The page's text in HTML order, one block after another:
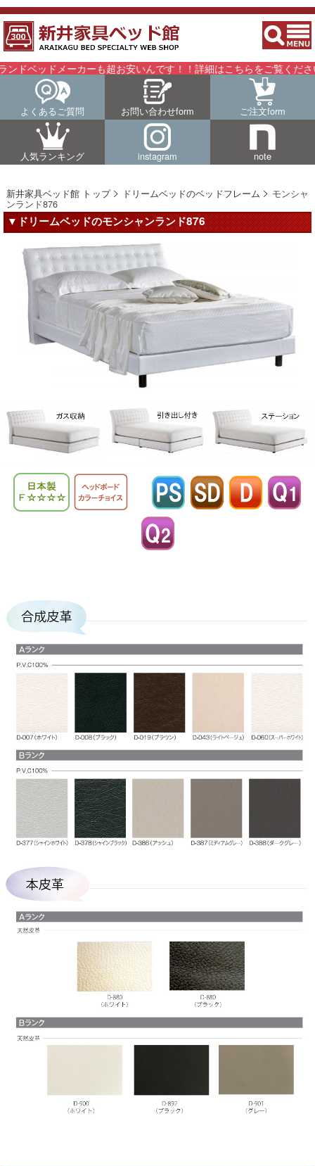
メーカーも超お安いんです！！詳細はこちらをご覧ください。
よくあるご質問 お問い合わせform ご注文form
人気ランキング instagram note
新井家具ベッド館 トップ ドリームベッドのベッドフレーム モンシャ
ンランド876
▼ドリームベッドのモンシャンランド876